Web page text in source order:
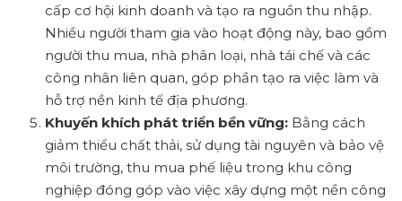
cấp cơ hội kinh doanh và tạo ra nguồn thu nhập.
Nhiều người tham gia vào hoạt động này, bao gồm
người thu mua, nhà phân loại, nhà tái chế và các
công nhân liên quan, góp phần tạo ra việc làm và
hỗ trợ nền kinh tế địa phương.
Khuyến khích phát triển bền vững: Bằng cách
giảm thiểu chất thải, sử dụng tài nguyên và bảo vệ
môi trường, thu mua phế liệu trong khu công
nghiệp đóng góp vào việc xây dựng một nền công